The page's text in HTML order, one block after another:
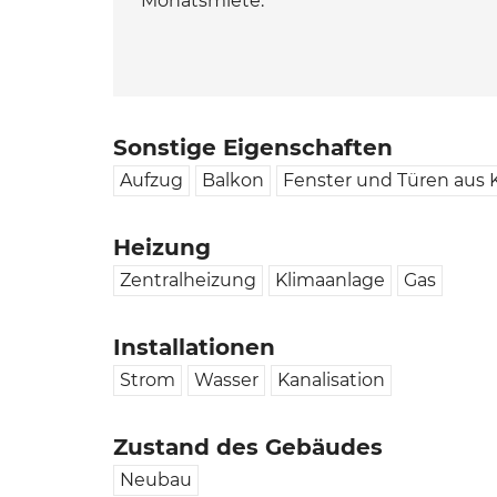
Sonstige Eigenschaften
Aufzug Balkon Fenster und Türen aus
Heizung
Zentralheizung Klimaanlage Gas
Installationen
Strom Wasser Kanalisation
Zustand des Gebäudes
Neubau